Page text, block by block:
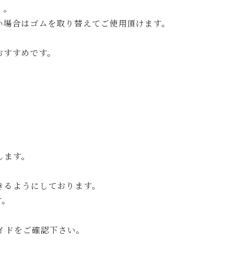
合はゴムを取り替えてご使用頂けます。
すめです。
す。
ようにしております。
をご確認下さい。